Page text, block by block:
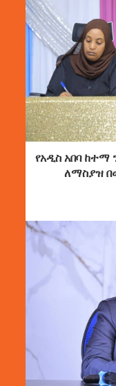
የአዲስ አበባ ከተማ
ለማስያዝ